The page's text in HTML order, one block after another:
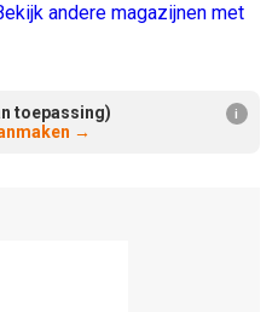
andere magazijnen met
toepassing)
→
i